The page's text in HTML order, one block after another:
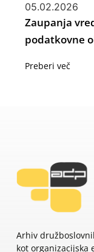
05.02.2026
Zaupanja
podatkovne
Preberi več
Arhiv
kot organizacijska